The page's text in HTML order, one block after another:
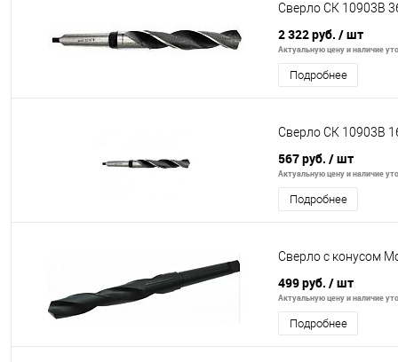
Сверло СК 10903В
2 322 руб. / шт
Актуальную цену и наличие
Подробнее
Сверло СК 10903В
567 руб. / шт
Актуальную цену и наличие
Подробнее
Сверло с конусом
499 руб. / шт
Актуальную цену и наличие
Подробнее